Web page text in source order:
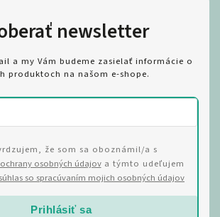
newsletter
a my Vám budeme zasielať informácie o
produktoch na našom e-shope.
že som sa oboznámil/a s
osobných údajova týmto udeľujem
súhlas so spracúvaním mojich osobných údajov
Prihlásiť sa